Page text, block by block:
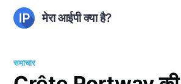
मेरा आईपी क्या है?
समाचार